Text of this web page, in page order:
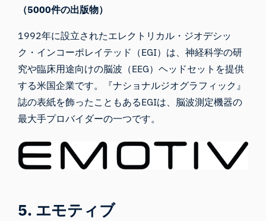
（5000件の出版物）
1992年に設立されたエレクトリカル・ジオデシッ
ク・インコーポレイテッド（EGI）は、神経科学の研
究や臨床用途向けの脳波（EEG）ヘッドセットを提供
する米国企業です。『ナショナルジオグラフィック』
誌の表紙を飾ったこともあるEGIは、脳波測定機器の
最大手プロバイダーの一つです。
5. エモティブ